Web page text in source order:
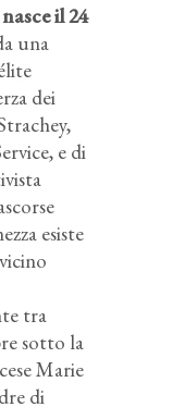
il 24
una
dei
e di
esiste
tra
sotto la
Marie
di